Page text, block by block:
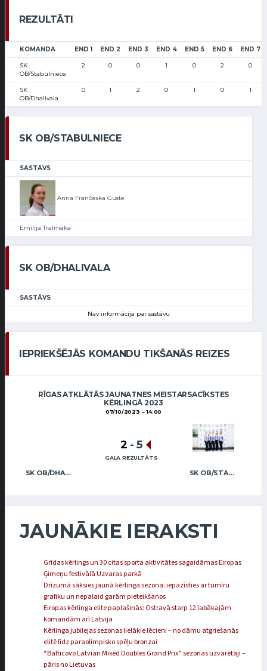
REZULTĀTI
KOMANDA END 1 END 2 END 3 END 4 END 5 END 6 END 7
SK
OB/Stabulniece
2 0 0 1 0 2 0
SK
OB/Dhalivala
0 1 2 0 1 0 1
SK OB/STABULNIECE
SASTĀVS
Anna Frančeska Guste
Emīlija Tralmaka
SK OB/DHALIVALA
SASTĀVS
Nav informācija par sastāvu
IEPRIEKŠĒJĀS KOMANDU TIKŠANĀS REIZES
RĪGAS ATKLĀTĀS JAUNATNES MEISTARSACĪKSTES
KĒRLINGĀ 2023
07/10/2023 14:00
SK OB/DHALIVALA SK OB/STABULNIECE
2 - 5
GALA REZULTĀTS
JAUNĀKIE IERAKSTI
Grīdas kērlings un 30 citas sporta aktivitātes sagaidāmas Eiropas
Ģimeņu festivālā Uzvaras parkā
Drīzumā sāksies jaunā kērlinga sezona: iepazīsties ar turnīru
grafiku un nepalaid garām pieteikšanos
Eiropas kērlinga elite paplašinās: Ostravā starp 12 labākajām
komandām arī Latvija
Kērlinga jubilejas sezonas lielākie lēcieni – no dāmu atgriešanās
elitē līdz paraolimpisko spēļu bronzai
“Balticovo Latvian Mixed Doubles Grand Prix” sezonas uzvarētāji –
pāris no Lietuvas